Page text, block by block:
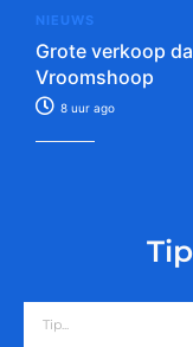
NIEUWS
Grote verkoop
Vroomshoop
8 uur ago